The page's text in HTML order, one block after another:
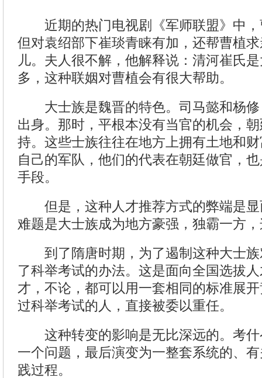
近期的热门电视剧《军师联盟》中，
但对袁绍部下崔琰青睐有加，还帮曹植
儿。夫人很不解，他解释说：清河崔氏
多，这种联姻对曹植会有很大帮助。
大士族是魏晋的特色。司马懿和杨修
出身。那时，平根本没有当官的机会，
持。这些士族往往在地方上拥有土地和
自己的军队，他们的代表在朝廷做官，
手段。
但是，这种人才推荐方式的弊端是显
难题是大士族成为地方豪强，独霸一方
到了隋唐时期，为了遏制这种大士族
了科举考试的办法。这是面向全国选拔
才，不论，都可以用一套相同的标准展
过科举考试的人，直接被委以重任。
这种转变的影响是无比深远的。考什
一个问题，最后演变为一整套系统的、
践过程。